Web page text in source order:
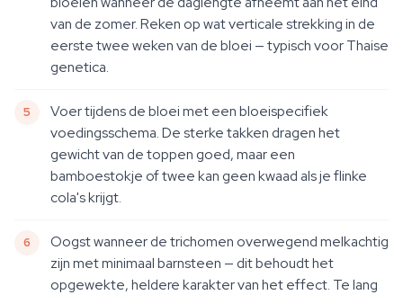
van de zomer. Reken op wat verticale strekking in de
eerste twee weken van de bloei — typisch voor Thaise
genetica.
Voer tijdens de bloei met een bloeispecifiek
voedingsschema. De sterke takken dragen het
gewicht van de toppen goed, maar een
bamboestokje of twee kan geen kwaad als je flinke
cola's krijgt.
Oogst wanneer de trichomen overwegend melkachtig
zijn met minimaal barnsteen — dit behoudt het
opgewekte, heldere karakter van het effect. Te lang